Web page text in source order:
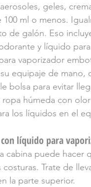
geles,
100 ml o menos.
de galón. Eso
y líquido
vaporizador
equipaje de mano,
bolsa para evitar
húmeda con
los líquidos en el
líquido para
cabina puede hacer
Trate de
la parte superior.